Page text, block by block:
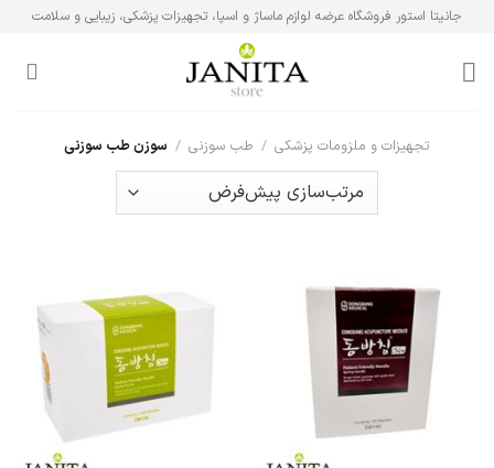
content
جانیتا استور فروشگاه عرضه لوازم ماساژ و اسپا، تجهیزات پزشکی، زیبایی و سلامت
تجهیزات و ملزومات پزشکی / طب سوزنی / سوزن طب سوزنی